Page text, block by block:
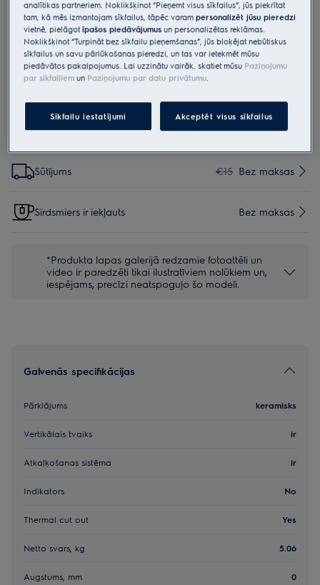
4.4 (16)
izlasiet visu lietotāja rokasgrāmatu.
Iespējas, kas padara iepirkšanos vēl vienkāršāku
Sūtījums €15 Bez maksas
Sirdsmiers ir iekļauts Bez maksas
*Produkta lapas galerijā redzamie fotoattēli un
video ir paredzēti tikai ilustratīviem nolūkiem un,
iespējams, precīzi neatspoguļo šo modeli.
Galvenās specifikācijas
Pārklājums keramisks
Vertikālais tvaiks ir
Atkaļķošanas sistēma ir
Indikators No
Thermal cut out Yes
Netto svars, kg 5.06
Augstums, mm 0
analītikas partneriem. Noklikšķinot “Pieņemt visus sīkfailus”, jūs piekrītat
tam, kā mēs izmantojam sīkfailus, tāpēc varampersonalizēt jūsu pieredzi
vietnē, pielāgotīpašos piedāvājumus un personalizētas reklāmas.
Noklikšķinot “Turpināt bez sīkfailu pieņemšanas”, jūs bloķējat nebūtiskus
sīkfailus un savu pārlūkošanas pieredzi, un tas var ietekmēt mūsu
piedāvātos pakalpojumus. Lai uzzinātu vairāk, skatiet mūsu Paziņojumu
par sīkfailiem un Paziņojumu par datu privātumu.
Sīkfailu iestatījumi Akceptēt visus sīkfailus